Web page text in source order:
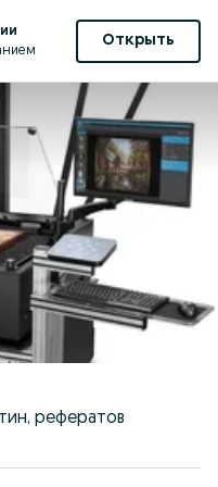
Открыть
рефератов